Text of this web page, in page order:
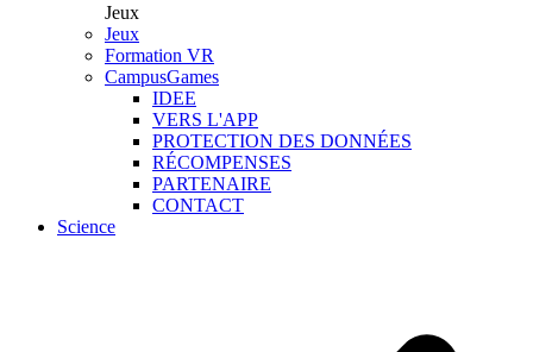
Jeux
Jeux
Formation VR
CampusGames
IDEE
VERS L'APP
PROTECTION DES DONNÉES
RÉCOMPENSES
PARTENAIRE
CONTACT
Science